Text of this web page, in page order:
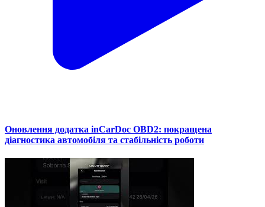
Оновлення додатка inCarDoc OBD2: покращена
діагностика автомобіля та стабільність роботи